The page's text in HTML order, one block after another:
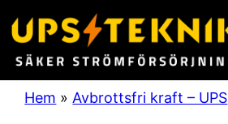
Hem » Avbrottsfri kraft – UPS